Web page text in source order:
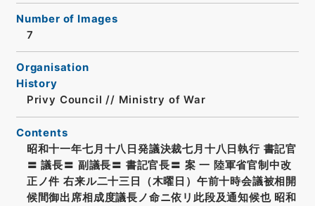
Number of Images
7
Organisation
History
Privy Council // Ministry of War
Contents
昭和十一年七月十八日発議決裁七月十八日執行 書記官
〓 議長〓 副議長〓 書記官長〓 案 一 陸軍省官制中改
正ノ件 右来ル二十三日（木曜日）午前十時会議被相開
候間御出席相成度議長ノ命ニ依リ此段及通知候也 昭和